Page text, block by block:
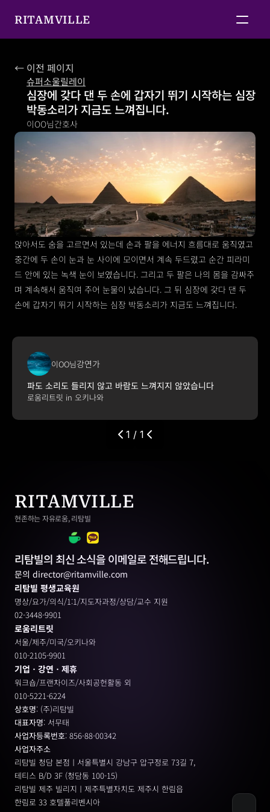
RITAMVILLE
← 이전 페이지
슈퍼소울릴레이
심장에 갖다 댄 두 손에 갑자기 뛰기 시작하는 심장
박동소리가 지금도 느껴집니다.
이OO님간호사
앉아서도 숨을 고르면서 있는데 손과 팔을 에너지 흐름대로 움직였고
중간에 두 손이 눈과 눈 사이에 모이면서 계속 두드렸고 순간 피라미
드 안에 있는 녹색 눈이 보였습니다. 그리고 두 팔은 나의 몸을 감싸주
며 계속해서 움직여 주어 눈물이 났습니다. 그 뒤 심장에 갖다 댄 두
손에 갑자기 뛰기 시작하는 심장 박동소리가 지금도 느껴집니다.
이OO님강연가
파도 소리도 들리지 않고 바람도 느껴지지 않았습니다
로움리트릿 in 오키나와
1 / 1
RITAMVILLE
현존하는 자유로움, 리탐빌
리탐빌의 최신 소식을 이메일로 전해드립니다.
문의 director@ritamville.com
리탐빌 평생교육원
명상/요가/의식/1:1/지도자과정/상담/교수 지원
02-3448-9901
로움리트릿
서울/제주/미국/오키나와
010-2105-9901
기업ㆍ강연ㆍ제휴
워크숍/프랜차이즈/사회공헌활동 외
010-5221-6224
상호명: (주)리탐빌
대표자명: 서무태
사업자등록번호: 856-88-00342
사업자주소
리탐빌 청담 본점ㅣ서울특별시 강남구 압구정로 73길 7,
테티스 B/D 3F (청담동 100-15)
리탐빌 제주 빌리지ㅣ제주특별자치도 제주시 한림읍
한림로 33 호텔풀리벤시아